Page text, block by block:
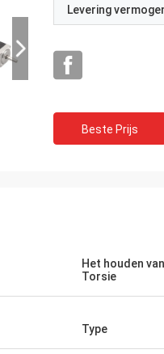
productwerk zoals verwacht,
Levering
Beste Prijs
Het houden van
Torsie
Type